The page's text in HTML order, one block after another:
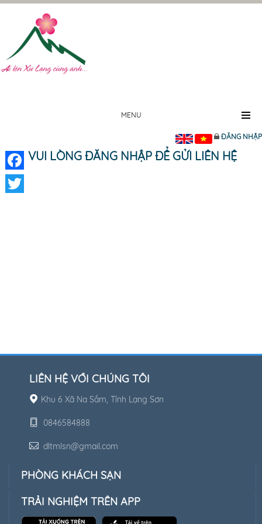
MENU
ĐĂNG NHẬP
VUI LÒNG ĐĂNG NHẬP ĐỂ GỬI LIÊN HỆ
LIÊN HỆ VỚI CHÚNG TÔI
Khu 6 Xã Na Sầm, Tỉnh Lạng Sơn
0846584888
dltmlsn@gmail.com
PHÒNG KHÁCH SẠN
TRẢI NGHIỆM TRÊN APP
Facebook